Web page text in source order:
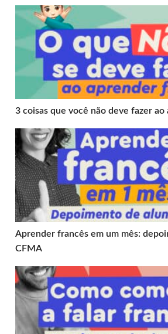
3 coisas que você não deve fazer
3 coisas que você não deve fazer
Aprender francês em um mês:
Aprender francês em um mês:
CFMA
Como começar a falar francês?